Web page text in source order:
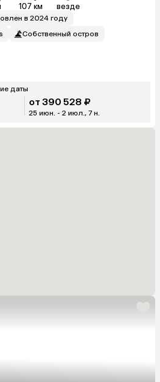
107 км везде
в 2024 году
Собственный остров
даты
от 390 528 ₽
25 июн. - 2 июл., 7 н.